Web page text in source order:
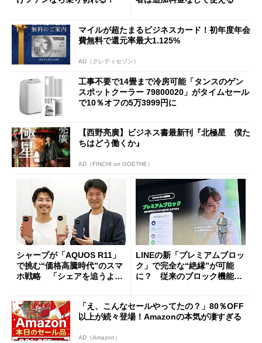
マイルが超たまるビジネスカード！初年度年会
費無料で還元率最大1.125%
AD（クレディセゾン）
工事不要で14畳まで冷房可能「タンスのゲン
スポットクーラー 79800020」がタイムセール
で10％オフの5万3999円に
【西野亮廣】ビジネス書最新刊『北極星 僕た
ちはどう働くか』
AD（FINCHI on GOETHE）
シャープが「AQUOS R11」
で挑む“価格高騰時代”のスマ
ホ戦略 「シェアを追うより
LINEの新「プレミアムブロッ
ク」で完全な“絶縁”が可能
に？ 従来のブロック機能と
「え、こんなセールやってたの？」80％OFF
以上が続々登場！Amazonの本気が凄すぎる
AD（Amazon）